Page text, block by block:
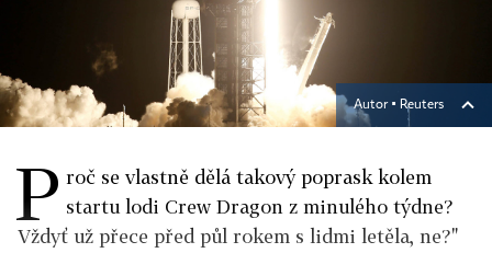
Autor ▪ Reuters
P roč se vlastně dělá takový poprask kolem
startu lodi Crew Dragon z minulého týdne?
Vždyť už přece před půl rokem s lidmi letěla, ne?"